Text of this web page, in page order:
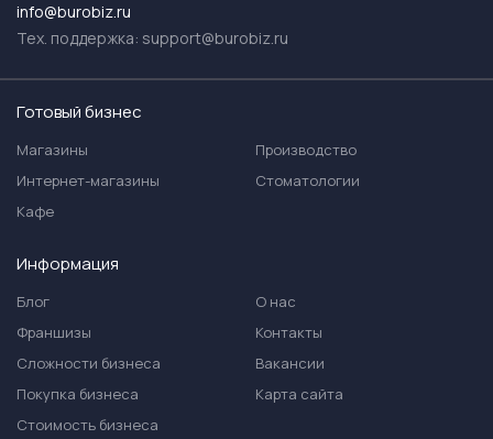
info@burobiz.ru
Тех. поддержка: support@burobiz.ru
Готовый бизнес
Магазины
Интернет-магазины
Кафе
Производство
Стоматологии
Информация
Блог
Франшизы
Сложности бизнеса
Покупка бизнеса
Стоимость бизнеса
О нас
Контакты
Вакансии
Карта сайта